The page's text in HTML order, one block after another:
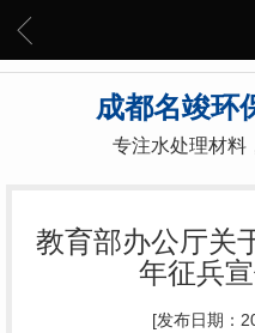
成都名竣环
专注水处理材料
教育部办公厅关
年征兵
[发布日期：